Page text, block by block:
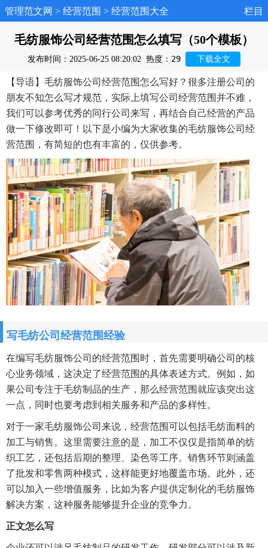
管理范文网 > 经营范围 > 经营范围大全 栏目
毛纺服饰公司经营范围怎么填写（50个模板）
发布时间：2025-06-25 08:20:02 热度： 29 下载全文
【导语】毛纺服饰公司经营范围怎么写好？很多注册公司的
朋友不知怎么写才规范，实际上填写公司经营范围并不难，
我们可以参考优秀的同行公司来写，再结合自己经营的产品
做一下修改即可！以下是小编为大家收集的毛纺服饰公司经
营范围，有简短的也有丰富的，仅供参考。
写毛纺公司经营范围经验
在编写毛纺服饰公司的经营范围时，首先需要明确公司的核
心业务领域，这决定了经营范围的具体表述方式。例如，如
果公司专注于毛纺制品的生产，那么经营范围就应该突出这
一点，同时也要考虑到相关服务和产品的多样性。
对于一家毛纺服饰公司来说，经营范围可以包括毛纺面料的
加工与销售。这里需要注意的是，加工不仅仅是指简单的纺
织工艺，还包括后期的整理、染色等工序。销售环节则涵盖
了批发和零售两种模式，这样能更好地覆盖市场。此外，还
可以加入一些增值服务，比如为客户提供定制化的毛纺服饰
解决方案，这种服务能够提升企业的竞争力。
正文怎么写